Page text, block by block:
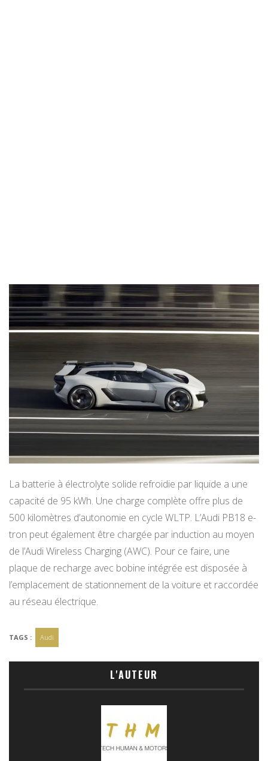
La batterie à électrolyte solide refroidie par liquide a une
capacité de 95 kWh. Une charge complète offre plus de
500 kilomètres d’autonomie en cycle WLTP. L’Audi PB18 e-
tron peut également être chargée par induction au moyen
de l’Audi Wireless Charging (AWC). Pour ce faire, une
plaque de recharge avec bobine intégrée est disposée à
l’emplacement de stationnement de la voiture et raccordée
au réseau électrique.
TAGS : Audi
L'AUTEUR